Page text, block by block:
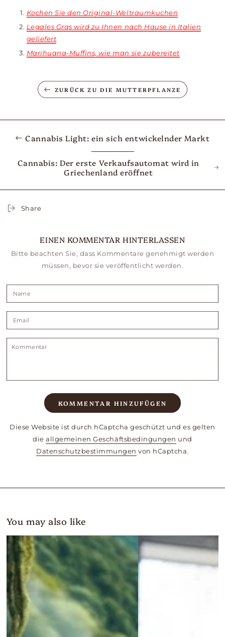
Kochen Sie den Original-Weltraumkuchen
Legales Gras wird zu Ihnen nach Hause in Italien
geliefert
Marihuana-Muffins, wie man sie zubereitet
ZURÜCK ZU DIE MUTTERPFLANZE
Cannabis Light: ein sich entwickelnder Markt
Cannabis: Der erste Verkaufsautomat wird in
Griechenland eröffnet
Share
EINEN KOMMENTAR HINTERLASSEN
Bitte beachten Sie, dass Kommentare genehmigt werden
müssen, bevor sie veröffentlicht werden.
Name
KOMMENTAR HINZUFÜGEN
Diese Website ist durch hCaptcha geschützt und es gelten
dieallgemeinen Geschäftsbedingungen und
Datenschutzbestimmungen von hCaptcha.
You may also like